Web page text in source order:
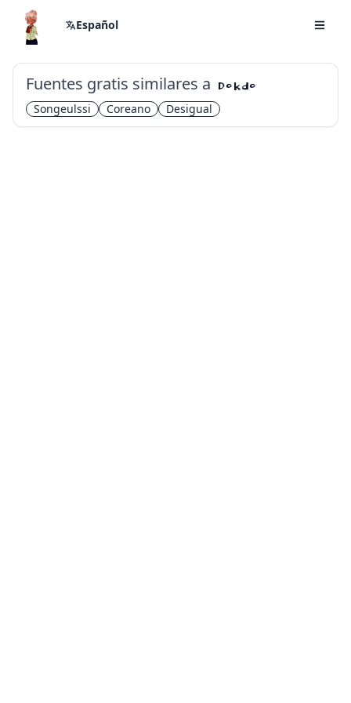
Español
Fuentes gratis similares a Dokdo
Songeulssi Coreano Desigual